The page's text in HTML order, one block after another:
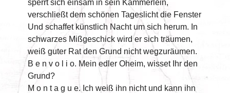
sperrt sich einsam in sein Kämmerlein,
verschließt dem schönen Tageslicht die Fenster
Und schaffet künstlich Nacht um sich herum. In
schwarzes Mißgeschick wird er sich träumen,
weiß guter Rat den Grund nicht wegzuräumen.
B e n v o l i o. Mein edler Oheim, wisset Ihr den
Grund?
M o n t a g u e. Ich weiß ihn nicht und kann ihn